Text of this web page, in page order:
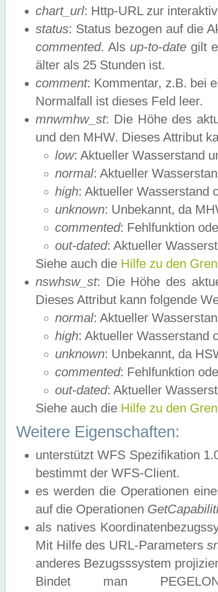
chart_url: Http-URL zur
status: Status bezogen auf die
commented. Als up-to-date gilt
älter als 25 Stunden ist.
comment: Kommentar, z.B. bei
Normalfall ist dieses Feld leer.
mnwmhw_st: Die Höhe des
und den MHW. Dieses Attribut
low: Aktueller Wasserstand
normal: Aktueller
high: Aktueller Wasserstand
unknown: Unbekannt, da
commented: Fehlfunktion
out-dated: Aktueller
Siehe auch die Hilfe zu den
nswhsw_st: Die Höhe des
Dieses Attribut kann folgende
normal: Aktueller
high: Aktueller Wasserstand
unknown: Unbekannt, da
commented: Fehlfunktion
out-dated: Aktueller
Siehe auch die Hilfe zu den
Weitere Eigenschaften:
unterstützt WFS Spezifikation
bestimmt der WFS-Client.
es werden die Operationen
auf die Operationen
als natives
Mit Hilfe des URL-Parameters
anderes Bezugsssystem
Bindet man